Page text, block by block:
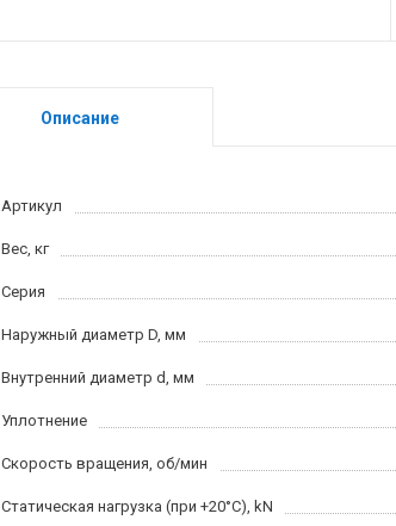
Описание
Артикул
Вес, кг
Серия
Наружный диаметр D, мм
Внутренний диаметр d, мм
Уплотнение
Скорость вращения, об/мин
Статическая нагрузка (при +20°C), kN